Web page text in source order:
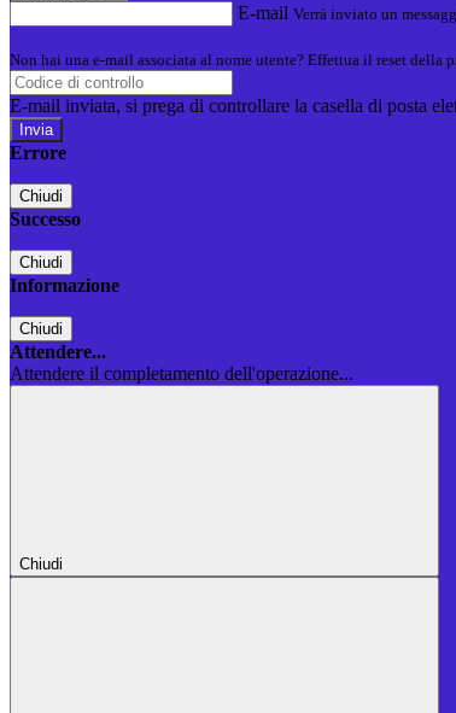
E-mail Verrà inviato un
Non hai una e-mail associata al nome utente? Effettua il reset della
E-mail inviata, si prega di controllare la casella di posta
Errore
Chiudi
Successo
Chiudi
Informazione
Chiudi
Attendere...
Attendere il completamento dell'operazione...
Chiudi